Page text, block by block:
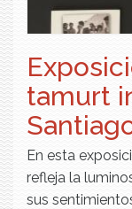
tamurt
En esta
refleja la
sus